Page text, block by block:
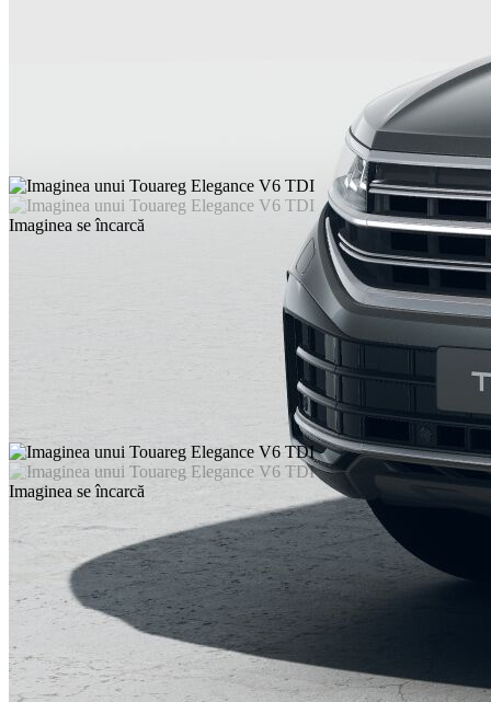
Imaginea se încarcă
Imaginea se încarcă